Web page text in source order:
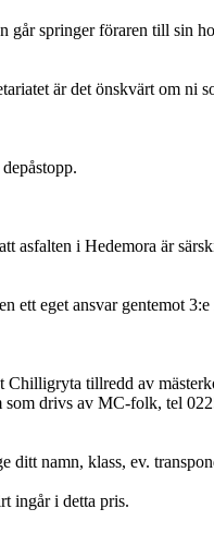
går springer föraren till sin
är det önskvärt om ni
asfalten i Hedemora är
ett eget ansvar gentemot
tillredd av
som drivs av MC-folk, tel
ditt namn, klass, ev.
ingår i detta pris.